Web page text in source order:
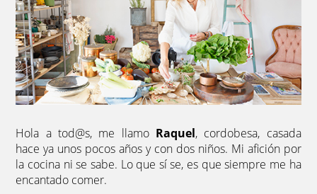
Hola a tod@s, me llamo Raquel, cordobesa, casada
hace ya unos pocos años y con dos niños. Mi afición por
la cocina ni se sabe. Lo que sí se, es que siempre me ha
encantado comer.